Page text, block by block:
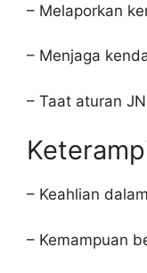
– Melaporkan
– Menjaga
– Taat aturan
– Keahlian
– Kemampuan